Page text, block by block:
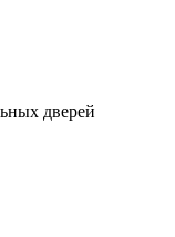
дверей